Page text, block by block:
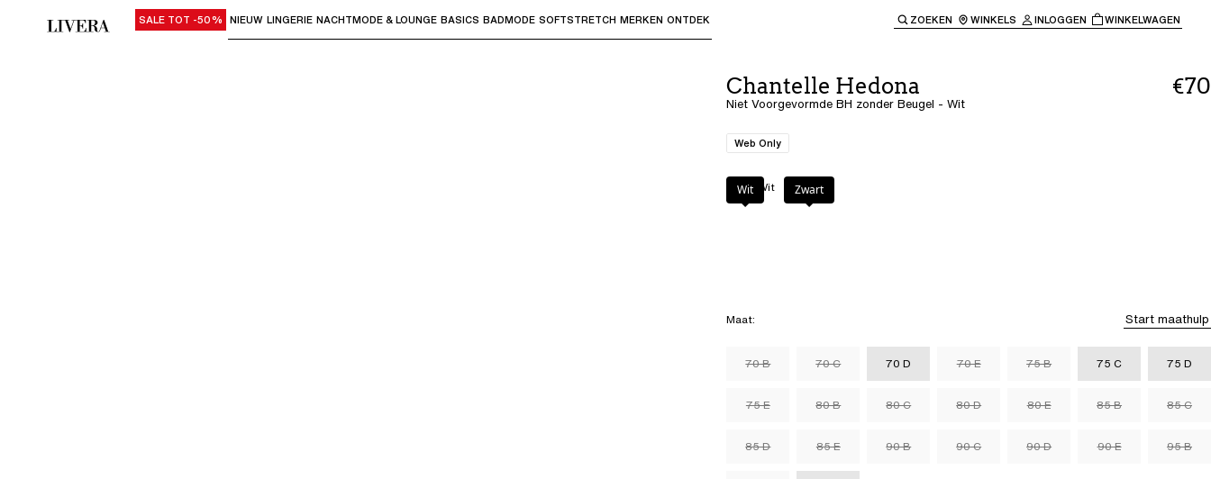
Gebruik "Pijl omlaag" of "Enter" om submenu's te openen en "Pijl omhoog" of "Escape" om terug te keren naar de hoofdnavigatie.
SALE TOT -50% NIEUW LINGERIE NACHTMODE & LOUNGE BASICS BADMODE SOFTSTRETCH MERKEN ONTDEK ZOEKEN WINKELS INLOGGEN WINKELWAGEN
Chantelle Hedona
Niet Voorgevormde BH zonder Beugel - Wit
€70
Web Only
Kleur: Wit
Wit Zwart
Maat: Start maathulp
70 B 70 C 70 D 70 E 75 B 75 C 75 D
75 E 80 B 80 C 80 D 80 E 85 B 85 C
85 D 85 E 90 B 90 C 90 D 90 E 95 B